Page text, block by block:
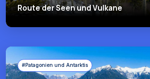
Route der Seen und Vulkane
#Patagonien und Antarktis